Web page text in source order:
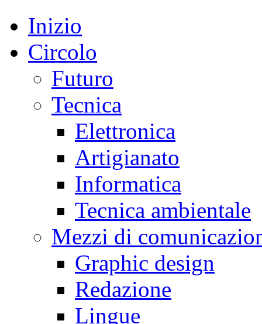
Inizio
Circolo
Futuro
Tecnica
Elettronica
Artigianato
Informatica
Tecnica ambientale
Mezzi di
Graphic design
Redazione
Lingue